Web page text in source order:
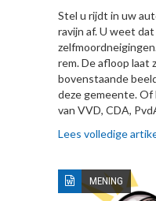
Stel u rijdt in uw
ravijn af. U weet
rem. De afloop laat
bovenstaande
deze gemeente.
van VVD, CDA,
Lees volledige
MENING